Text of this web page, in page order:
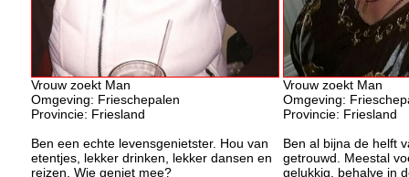
Vrouw zoekt Man
Omgeving: Frieschepalen
Provincie: Friesland
Ben een echte levensgenietster. Hou van
etentjes, lekker drinken, lekker dansen en
reizen. Wie geniet mee?
Vrouw zoekt Man
Omgeving:
Provincie: Friesland
Ben al bijna de helft
getrouwd. Meestal
gelukkig, behalve in